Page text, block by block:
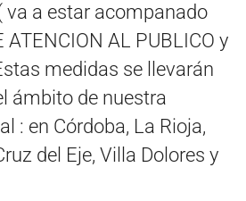
va a estar acompanado
ATENCION AL PUBLICO y
medidas se llevarán
ámbito de nuestra
: en Córdoba, La Rioja,
del Eje, Villa Dolores y